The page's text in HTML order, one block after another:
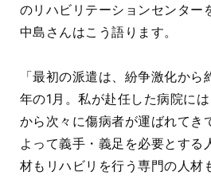
のリハビリテーションセンター
中島さんはこう語ります。
「最初の派遣は、紛争激化か
年の1月。私が赴任した病院に
から次々に傷病者が運ばれてき
よって義手・義足を必要とする
材もリハビリを行う専門の人材